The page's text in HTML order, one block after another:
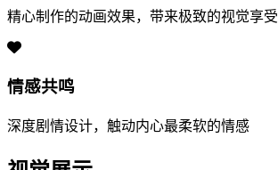
精心制作的动画效果，带来极致的视觉享受
情感共鸣
深度剧情设计，触动内心最柔软的情感